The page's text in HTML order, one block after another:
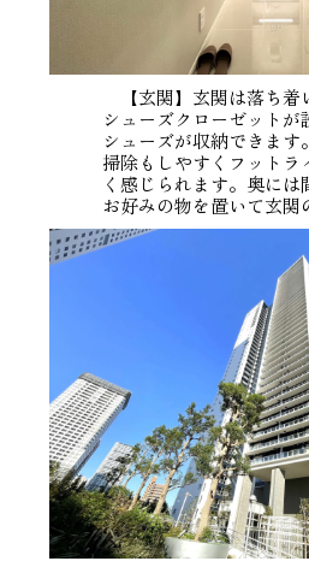
【玄関】玄関は落ち着
シューズクローゼットが
シューズが収納できます
掃除もしやすくフットラ
く感じられます。奥には
お好みの物を置いて玄関